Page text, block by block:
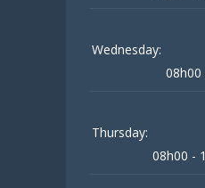
Wednesday:
08h00
Thursday:
08h00 -